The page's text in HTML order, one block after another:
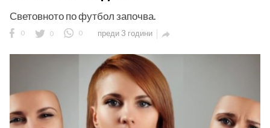
Световното по футбол започва.
0 0 0 преди 3 години 